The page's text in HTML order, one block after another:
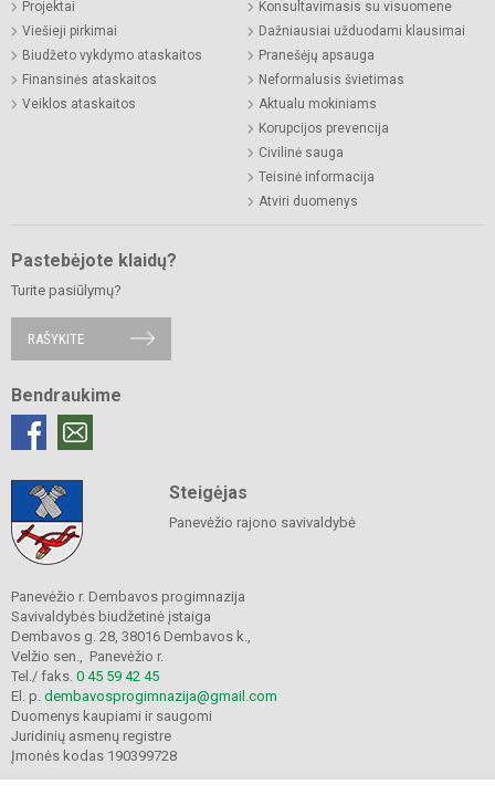
Projektai
Viešieji pirkimai
Biudžeto vykdymo ataskaitos
Finansinės ataskaitos
Veiklos ataskaitos
Konsultavimasis su visuomene
Dažniausiai užduodami klausimai
Pranešėjų apsauga
Neformalusis švietimas
Aktualu mokiniams
Korupcijos prevencija
Civilinė sauga
Teisinė informacija
Atviri duomenys
Pastebėjote klaidų?
Turite pasiūlymų?
RAŠYKITE
Bendraukime
Steigėjas
Panevėžio rajono savivaldybė
Panevėžio r. Dembavos progimnazija
Savivaldybės biudžetinė įstaiga
Dembavos g. 28, 38016 Dembavos k.,
Velžio sen., Panevėžio r.
Tel./ faks. 0 45 59 42 45
El. p. dembavosprogimnazija@gmail.com
Duomenys kaupiami ir saugomi
Juridinių asmenų registre
Įmonės kodas 190399728